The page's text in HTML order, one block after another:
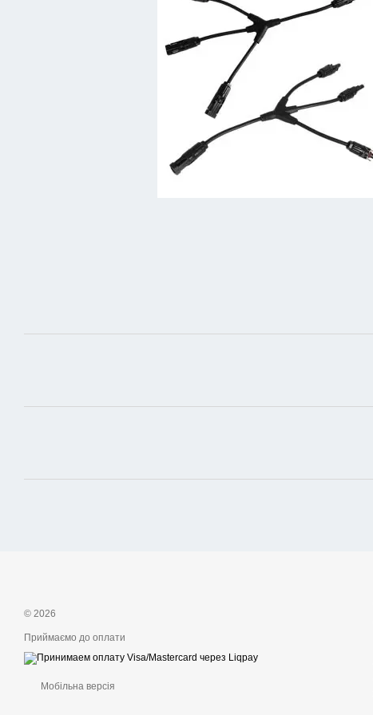
© 2026
Приймаємо до оплати
Мобільна версія